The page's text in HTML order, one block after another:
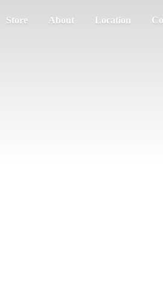
Store About Location